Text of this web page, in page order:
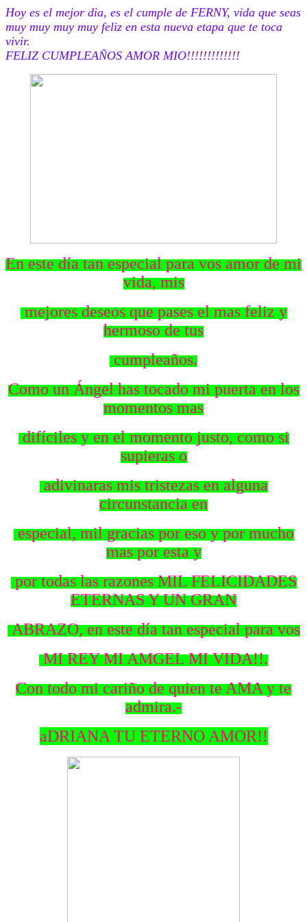
Hoy es el mejor dia, es el cumple de FERNY, vida que seas
muy muy muy muy feliz en esta nueva etapa que te toca
vivir.
FELIZ CUMPLEAÑOS AMOR MIO!!!!!!!!!!!!!
En este día tan especial para vos amor de mi
vida, mis
mejores deseos que pases el mas feliz y
hermoso de tus
cumpleaños.
Como un Ángel has tocado mi puerta en los
momentos mas
difíciles y en el momento justo, como si
supieras o
adivinaras mis tristezas en alguna
circunstancia en
especial, mil gracias por eso y por mucho
mas por esta y
por todas las razones MIL FELICIDADES
ETERNAS Y UN GRAN
ABRAZO, en este día tan especial para vos
MI REY MI AMGEL MI VIDA!!.
Con todo mi cariño de quien te AMA y te
admira.-
aDRIANA TU ETERNO AMOR!!